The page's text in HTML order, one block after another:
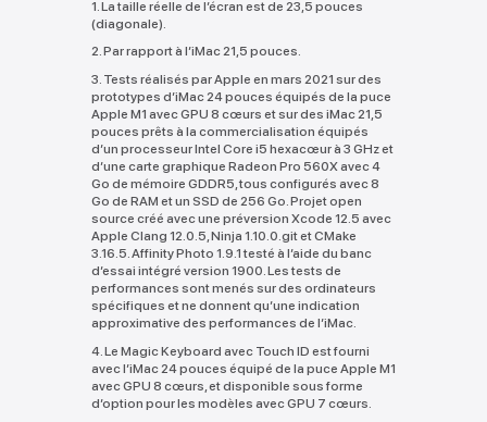
1. La taille réelle de l’écran est de 23,5 pouces
(diagonale).
2. Par rapport à l’iMac 21,5 pouces.
3. Tests réalisés par Apple en mars 2021 sur des
prototypes d’iMac 24 pouces équipés de la puce
Apple M1 avec GPU 8 cœurs et sur des iMac 21,5
pouces prêts à la commercialisation équipés
d’un processeur Intel Core i5 hexacœur à 3 GHz et
d’une carte graphique Radeon Pro 560X avec 4
Go de mémoire GDDR5, tous configurés avec 8
Go de RAM et un SSD de 256 Go. Projet open
source créé avec une préversion Xcode 12.5 avec
Apple Clang 12.0.5, Ninja 1.10.0.git et CMake
3.16.5. Affinity Photo 1.9.1 testé à l’aide du banc
d’essai intégré version 1900. Les tests de
performances sont menés sur des ordinateurs
spécifiques et ne donnent qu’une indication
approximative des performances de l’iMac.
4. Le Magic Keyboard avec Touch ID est fourni
avec l’iMac 24 pouces équipé de la puce Apple M1
avec GPU 8 cœurs, et disponible sous forme
d’option pour les modèles avec GPU 7 cœurs.